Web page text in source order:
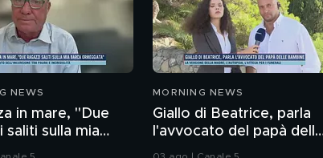
NEWS
in mare, "Due
saliti sulla mia
MORNING NEWS
Giallo di Beatrice, parla
l'avvocato del papà delle
bambine